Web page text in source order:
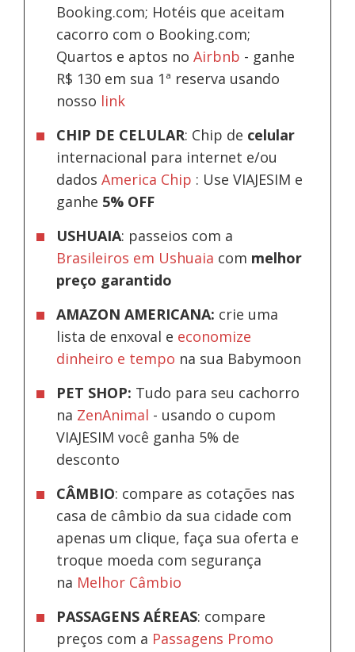
Booking.com; Hotéis que aceitam
cacorro com o Booking.com;
Quartos e aptos noAirbnb - ganhe
R$ 130 em sua 1ª reserva usando
nosso link
CHIP DE CELULAR: Chip de celular
internacional para internet e/ou
dadosAmerica Chip : Use VIAJESIM e
ganhe 5% OFF
USHUAIA: passeios com a
Brasileiros em Ushuaia com melhor
preço garantido
AMAZON AMERICANA: crie uma
lista de enxoval e economize
dinheiro e tempo na sua Babymoon
PET SHOP: Tudo para seu cachorro
na ZenAnimal - usando o cupom
VIAJESIM você ganha 5% de
desconto
CÂMBIO: compare as cotações nas
casa de câmbio da sua cidade com
apenas um clique, faça sua oferta e
troque moeda com segurança
na Melhor Câmbio
PASSAGENS AÉREAS: compare
preços com a Passagens Promo